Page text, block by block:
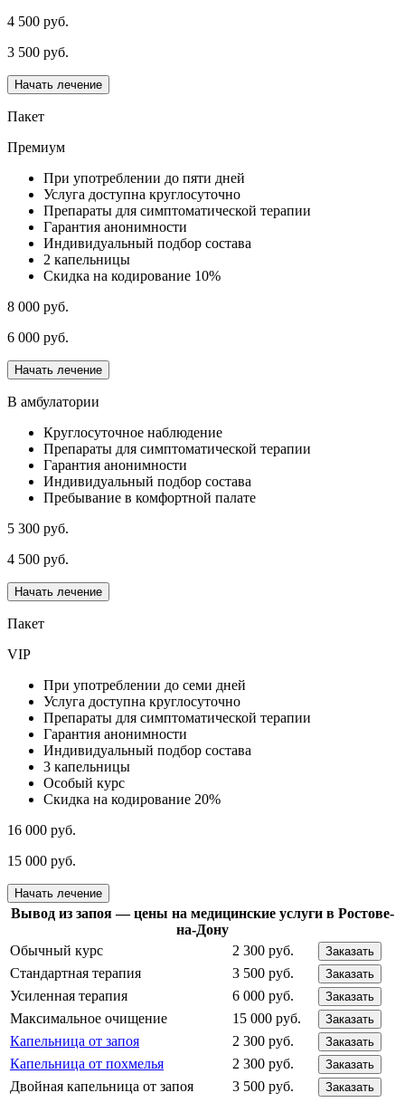
4 500 руб.
3 500 руб.
Начать лечение
Пакет
Премиум
При употреблении до пяти дней
Услуга доступна круглосуточно
Препараты для симптоматической терапии
Гарантия анонимности
Индивидуальный подбор состава
2 капельницы
Скидка на кодирование 10%
8 000 руб.
6 000 руб.
Начать лечение
В амбулатории
Круглосуточное наблюдение
Препараты для симптоматической терапии
Гарантия анонимности
Индивидуальный подбор состава
Пребывание в комфортной палате
5 300 руб.
4 500 руб.
Начать лечение
Пакет
VIP
При употреблении до семи дней
Услуга доступна круглосуточно
Препараты для симптоматической терапии
Гарантия анонимности
Индивидуальный подбор состава
3 капельницы
Особый курс
Скидка на кодирование 20%
16 000 руб.
15 000 руб.
Начать лечение
Вывод из запоя — цены на медицинские услуги в Ростове-
на-Дону
Обычный курс
2 300 руб. Заказать
Стандартная терапия 3 500 руб. Заказать
Усиленная терапия 6 000 руб. Заказать
Максимальное очищение 15 000 руб. Заказать
Капельница от запоя 2 300 руб. Заказать
Капельница от похмелья 2 300 руб. Заказать
Двойная капельница от запоя 3 500 руб. Заказать